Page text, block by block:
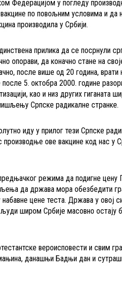
Федерацијом у погледу
по повољним условима и да
производила у Србији.
прилика да се посрнули
опорави, да коначно стане на
после више од 20 година, врати
5. октобра 2000. године
као и низ других гиганата
Српске радикалне странке.
иду у прилог тези Српске
производње ове вакцине код нас у
режима да подигне цену
да држава мора обезбедити
цене теста. Држава у овој
људи широм Србије масовно остају
вероисповести и свим
данашњи Бадњи дан и